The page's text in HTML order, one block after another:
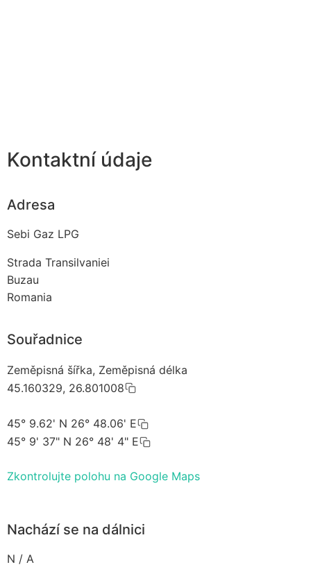
Kontaktní údaje
Adresa
Sebi Gaz LPG
Strada Transilvaniei
Buzau
Romania
Souřadnice
Zeměpisná šířka, Zeměpisná délka
45.160329, 26.801008
45° 9.62' N 26° 48.06' E
45° 9' 37" N 26° 48' 4" E
Zkontrolujte polohu na Google Maps
Nachází se na dálnici
N / A